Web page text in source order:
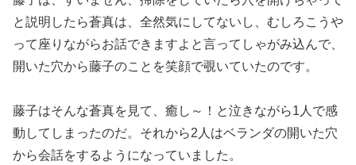
と説明したら蒼真は、全然気にしてないし、むしろこうや
って座りながらお話できますよと言ってしゃがみ込んで、
開いた穴から藤子のことを笑顔で覗いていたのです。
藤子はそんな蒼真を見て、癒し～！と泣きながら1人で感
動してしまったのだ。それから2人はベランダの開いた穴
から会話をするようになっていました。